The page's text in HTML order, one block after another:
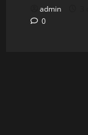
admin
0